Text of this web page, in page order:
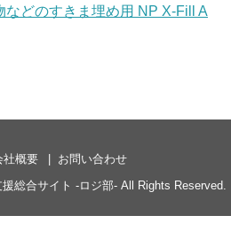
などのすきま埋め用 NP X-Fill A
社概要
お問い合わせ
総合サイト -ロジ部- All Rights Reserved.